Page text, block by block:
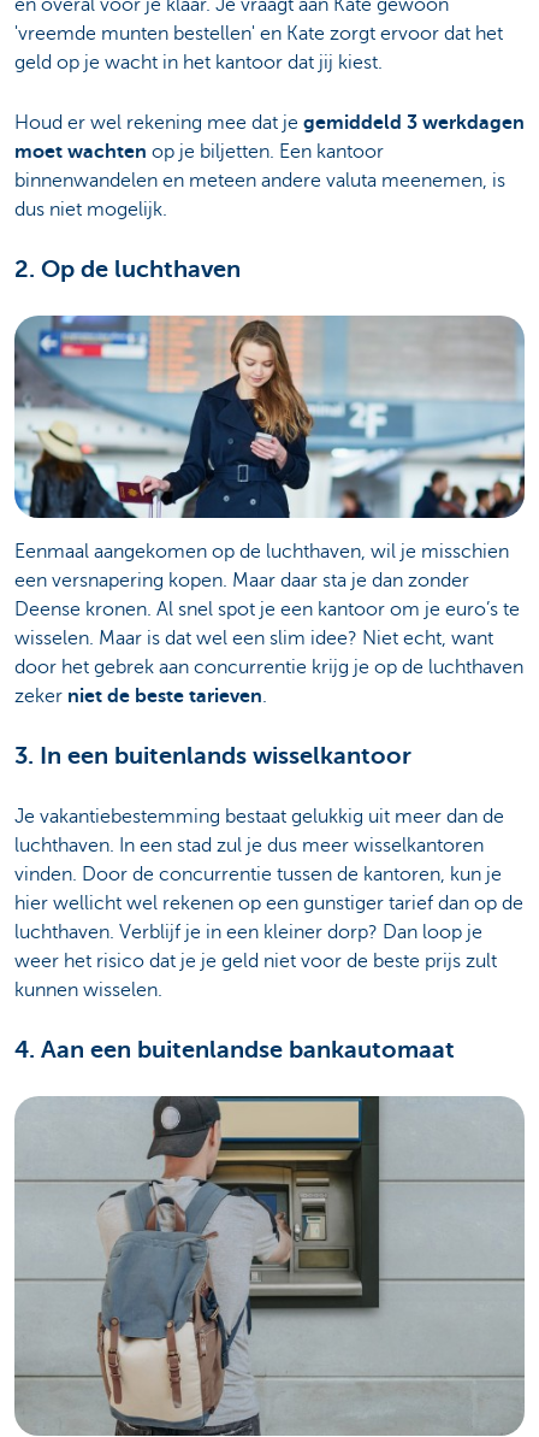
'vreemde munten bestellen' en Kate zorgt ervoor dat het
geld op je wacht in het kantoor dat jij kiest.
Houd er wel rekening mee dat je gemiddeld 3 werkdagen
moet wachten op je biljetten. Een kantoor
binnenwandelen en meteen andere valuta meenemen, is
dus niet mogelijk.
2. Op de luchthaven
Eenmaal aangekomen op de luchthaven, wil je misschien
een versnapering kopen. Maar daar sta je dan zonder
Deense kronen. Al snel spot je een kantoor om je euro’s te
wisselen. Maar is dat wel een slim idee? Niet echt, want
door het gebrek aan concurrentie krijg je op de luchthaven
zeker niet de beste tarieven.
3. In een buitenlands wisselkantoor
Je vakantiebestemming bestaat gelukkig uit meer dan de
luchthaven. In een stad zul je dus meer wisselkantoren
vinden. Door de concurrentie tussen de kantoren, kun je
hier wellicht wel rekenen op een gunstiger tarief dan op de
luchthaven. Verblijf je in een kleiner dorp? Dan loop je
weer het risico dat je je geld niet voor de beste prijs zult
kunnen wisselen.
4. Aan een buitenlandse bankautomaat